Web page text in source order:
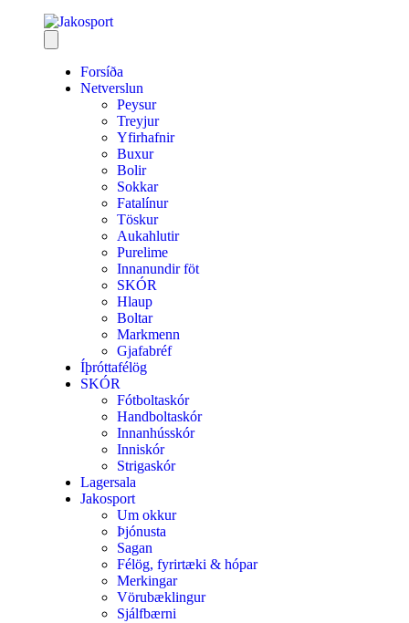
Forsíða
Netverslun
Peysur
Treyjur
Yfirhafnir
Buxur
Bolir
Sokkar
Fatalínur
Töskur
Aukahlutir
Purelime
Innanundir föt
SKÓR
Hlaup
Boltar
Markmenn
Gjafabréf
Íþróttafélög
SKÓR
Fótboltaskór
Handboltaskór
Innanhússkór
Inniskór
Strigaskór
Lagersala
Jakosport
Um okkur
Þjónusta
Sagan
Félög, fyrirtæki & hópar
Merkingar
Vörubæklingur
Sjálfbærni